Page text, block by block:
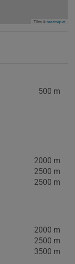
Tiles ©basemap.at
500 m
2000 m
2500 m
2500 m
2000 m
2500 m
3500 m